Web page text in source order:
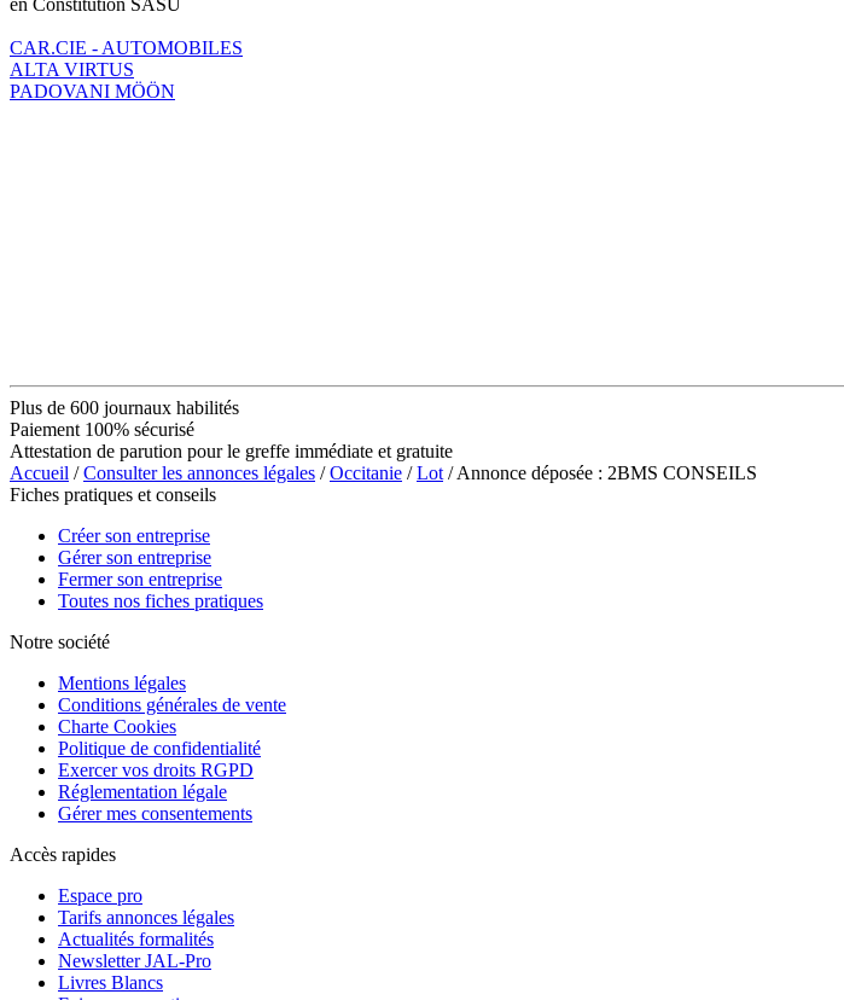
CAR.CIE - AUTOMOBILES
ALTA VIRTUS
PADOVANI MÖÖN
Plus de 600 journaux habilités
Paiement 100% sécurisé
Attestation de parution pour le greffe immédiate et gratuite
Accueil /Consulter les annonces légales /Occitanie /Lot / Annonce déposée : 2BMS CONSEILS
Fiches pratiques et conseils
Créer son entreprise
Gérer son entreprise
Fermer son entreprise
Toutes nos fiches pratiques
Notre société
Mentions légales
Conditions générales de vente
Charte Cookies
Politique de confidentialité
Exercer vos droits RGPD
Réglementation légale
Gérer mes consentements
Accès rapides
Espace pro
Tarifs annonces légales
Actualités formalités
Newsletter JAL-Pro
Livres Blancs